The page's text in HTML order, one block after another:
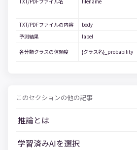
このセクションの他の記事
推論とは
学習済みAIを選択
TXT/PDFファイルの内容
body
予測結果
label
各分類クラスの信頼度 {クラス名}_probability